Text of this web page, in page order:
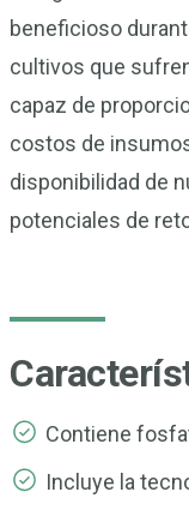
beneficioso
cultivos que
capaz de
costos de
disponibilidad de
potenciales de
Contiene
Incluye la